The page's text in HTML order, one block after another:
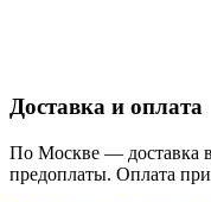
Доставка и оплата
По Москве — доставка
предоплаты. Оплата